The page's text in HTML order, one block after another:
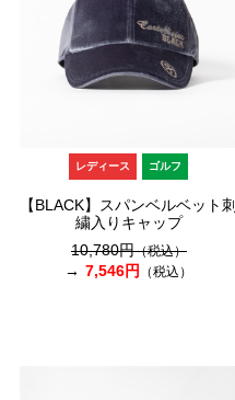
レディース ゴルフ
【BLACK】スパンベルベット刺
繍入りキャップ
10,780円（税込）
7,546円 （税込）